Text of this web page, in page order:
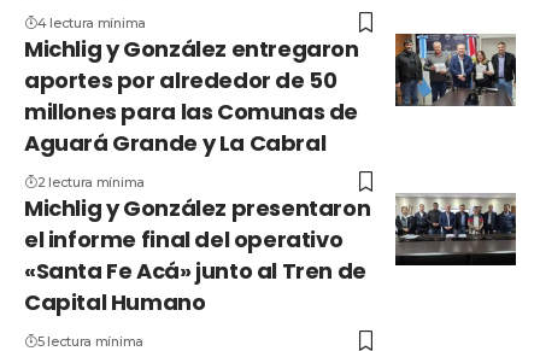
4 lectura mínima
Michlig y González entregaron
aportes por alrededor de 50
millones para las Comunas de
Aguará Grande y La Cabral
2 lectura mínima
Michlig y González presentaron
el informe final del operativo
«Santa Fe Acá» junto al Tren de
Capital Humano
5 lectura mínima